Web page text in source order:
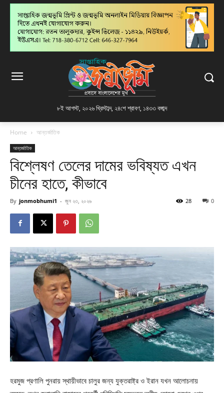
৮ই আগস্ট, ২০২৬ খ্রিস্টাব্দ, ২৪শে শ্রাবণ, ১৪৩৩ বঙ্গাব্দ
Home আন্তর্জাতিক
আন্তর্জাতিক
বিশ্লেষণ তেলের দামের ভবিষ্যত এখন
চীনের হাতে, কীভাবে
By jonmobhumi1 - জুন ২৩, ২০২৬ 0
28
হরমুজ প্রণালি পুনরায় স্থায়ীভাবে চালুর জন্য যুক্তরাষ্ট্র ও ইরান যখন আলোচনায়